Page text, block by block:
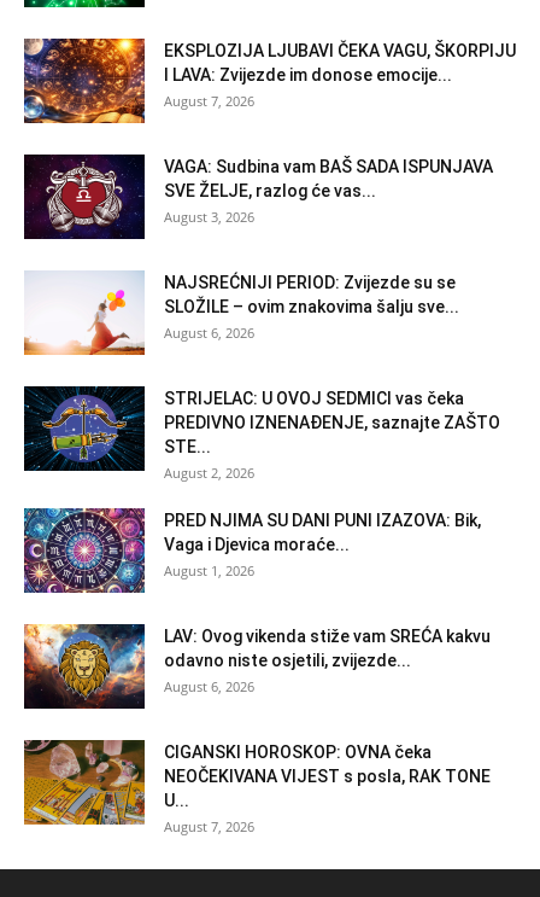
EKSPLOZIJA LJUBAVI ČEKA VAGU, ŠKORPIJU
I LAVA: Zvijezde im donose emocije...
August 7, 2026
VAGA: Sudbina vam BAŠ SADA ISPUNJAVA
SVE ŽELJE, razlog će vas...
August 3, 2026
NAJSREĆNIJI PERIOD: Zvijezde su se
SLOŽILE – ovim znakovima šalju sve...
August 6, 2026
STRIJELAC: U OVOJ SEDMICI vas čeka
PREDIVNO IZNENAĐENJE, saznajte ZAŠTO
STE...
August 2, 2026
PRED NJIMA SU DANI PUNI IZAZOVA: Bik,
Vaga i Djevica moraće...
August 1, 2026
LAV: Ovog vikenda stiže vam SREĆA kakvu
odavno niste osjetili, zvijezde...
August 6, 2026
CIGANSKI HOROSKOP: OVNA čeka
NEOČEKIVANA VIJEST s posla, RAK TONE
U...
August 7, 2026